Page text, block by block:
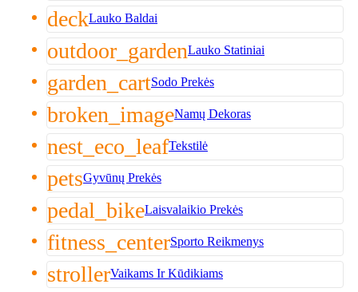
deckLauko Baldai
outdoor_gardenLauko Statiniai
garden_cartSodo Prekės
broken_imageNamų Dekoras
nest_eco_leafTekstilė
petsGyvūnų Prekės
pedal_bikeLaisvalaikio Prekės
fitness_centerSporto Reikmenys
strollerVaikams Ir Kūdikiams